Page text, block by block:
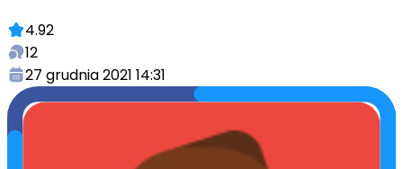
4.92
12
27 grudnia 2021 14:31